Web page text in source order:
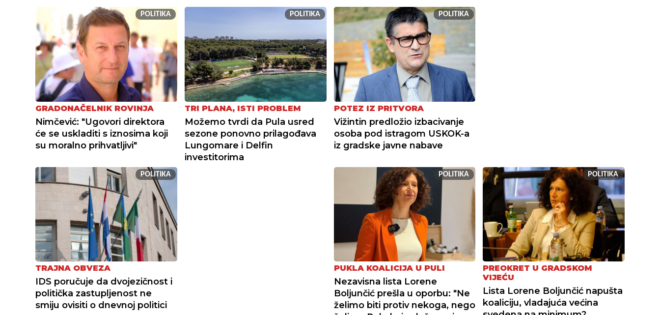
POLITIKA
GRADONAČELNIK ROVINJA
Nimčević: "Ugovori direktora
će se uskladiti s iznosima koji
su moralno prihvatljivi"
POLITIKA
TRI PLANA, ISTI PROBLEM
Možemo tvrdi da Pula usred
sezone ponovno prilagođava
Lungomare i Delfin
investitorima
POLITIKA
POTEZ IZ PRITVORA
Vižintin predložio izbacivanje
osoba pod istragom USKOK-a
iz gradske javne nabave
POLITIKA
TRAJNA OBVEZA
IDS poručuje da dvojezičnost i
politička zastupljenost ne
smiju ovisiti o dnevnoj politici
POLITIKA
PUKLA KOALICIJA U PULI
Nezavisna lista Lorene
Boljunčić prešla u oporbu: "Ne
želimo biti protiv nekoga, nego
POLITIKA
PREOKRET U GRADSKOM
VIJEĆU
Lista Lorene Boljunčić napušta
koaliciju, vladajuća većina